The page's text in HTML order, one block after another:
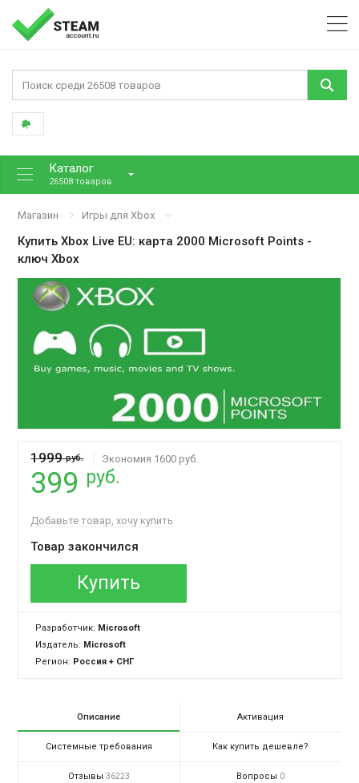
Каталог
26508 товаров
Магазин Игры для Xbox
КупитьXbox Live EU: карта 2000 Microsoft Points -
ключ Xbox
1999руб. Экономия 1600 руб.
399 руб.
Добавьте товар, хочу купить
Товар закончился
Купить
Разработчик: Microsoft
Издатель: Microsoft
Регион: Россия + СНГ
Описание Активация
Системные требования Как купить дешевле?
Отзывы 36223 Вопросы 0